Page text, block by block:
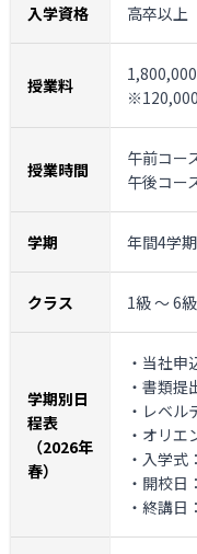
入学資格 高卒以上
授業料
授業時間
午前コー
午後コー
学期 年間4学期
クラス 1級 ～ 6
学期別日
程表
（2026年
春）
・当社申
・書類提
・レベル
・オリ
・入学式
・開校日
・終講日